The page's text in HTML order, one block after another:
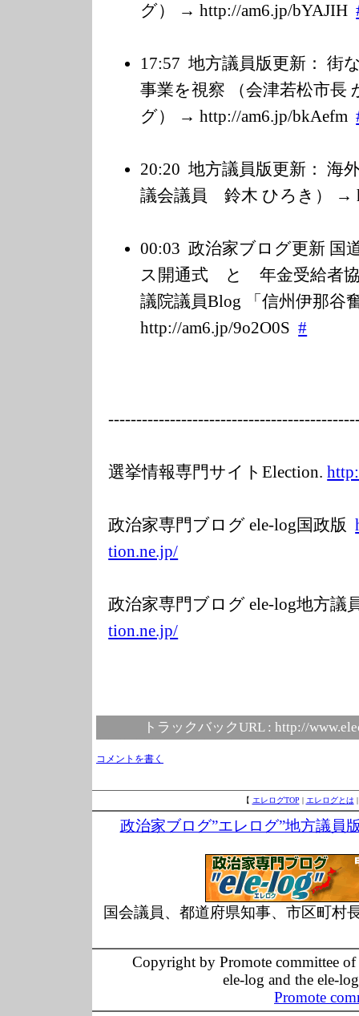
グ） → http://am6.jp/bYAJIH
17:57 地方議員版更新： 街
事業を視察 （会津若松市長
グ） → http://am6.jp/bkAefm
20:20 地方議員版更新： 海
議会議員 鈴木 ひろき） →
00:03 政治家ブログ更新 国
ス開通式 と 年金受給者
議院議員Blog 「信州伊那谷
http://am6.jp/9o2O0S #
---------------------------------------
選挙情報専門サイトElection.
政治家専門ブログ ele-log国政版
tion.ne.jp/
政治家専門ブログ ele-log地方議
tion.ne.jp/
トラックバックURL : http://
コメントを書く
【 エレログTOP | エレログとは
政治家ブログ”エレログ”地方議員
国会議員、都道府県知事、市区町村
Copyright by Promote committee
ele-log and the ele-
Promote